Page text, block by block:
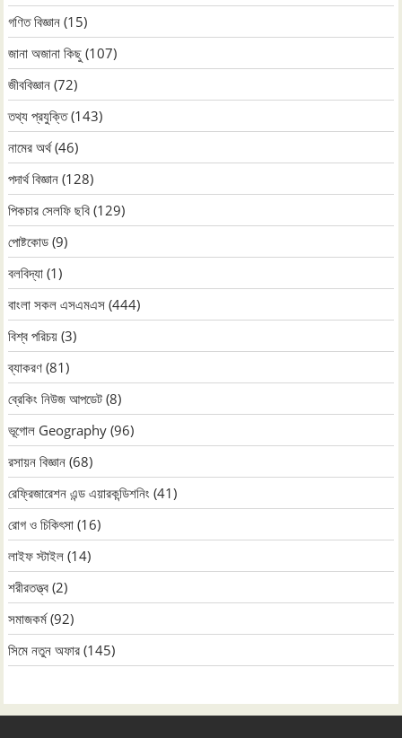
গণিত বিজ্ঞান (15)
জানা অজানা কিছু (107)
জীববিজ্ঞান (72)
তথ্য প্রযুক্তি(143)
নামের অর্থ(46)
পদার্থ বিজ্ঞান (128)
পিকচার সেলফি ছবি (129)
পোষ্টকোড (9)
বলবিদ্যা (1)
বাংলা সকল এসএমএস (444)
বিশ্ব পরিচয় (3)
ব্যাকরণ (81)
ব্রেকিং নিউজ আপডেট (8)
ভূগোল Geography (96)
রসায়ন বিজ্ঞান (68)
রেফ্রিজারেশন এন্ড এয়ারকন্ডিশনিং (41)
রোগ ও চিকিৎসা (16)
লাইফ স্টাইল (14)
শরীরতত্ত্ব (2)
সমাজকর্ম(92)
সিমে নতুন ‍অফার (145)